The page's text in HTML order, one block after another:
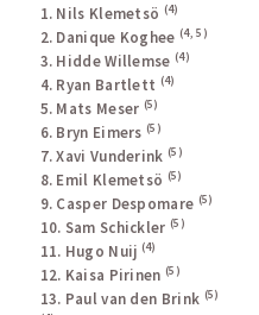
1. Nils Klemetsö (4)
2. Danique Koghee (4, 5)
3. Hidde Willemse (4)
4. Ryan Bartlett (4)
5. Mats Meser (5)
6. Bryn Eimers (5)
7. Xavi Vunderink (5)
8. Emil Klemetsö (5)
9. Casper Despomare (5)
10. Sam Schickler (5)
11. Hugo Nuij (4)
12. Kaisa Pirinen (5)
13. Paul van den Brink (5)